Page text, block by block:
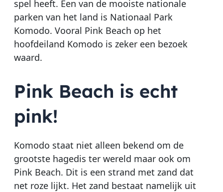
spel heeft. Een van de mooiste nationale
parken van het land is Nationaal Park
Komodo. Vooral Pink Beach op het
hoofdeiland Komodo is zeker een bezoek
waard.
Pink Beach is echt
pink!
Komodo staat niet alleen bekend om de
grootste hagedis ter wereld maar ook om
Pink Beach. Dit is een strand met zand dat
net roze lijkt. Het zand bestaat namelijk uit